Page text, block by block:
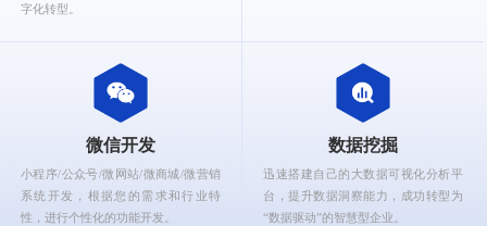
字化转型。
微信开发
小程序/公众号/微网站/微商城/微营销
系统开发，根据您的需求和行业特
性，进行个性化的功能开发。
数据挖掘
迅速搭建自己的大数据可视化分析平
台，提升数据洞察能力，成功转型为
“数据驱动”的智慧型企业。